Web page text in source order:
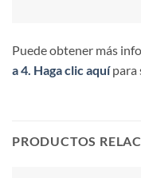
Puede obtener más
a 4. Haga clic aquípara
PRODUCTOS